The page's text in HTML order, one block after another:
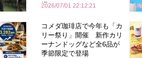
場
2026/07/01 22:12:21
コメダ珈琲店で今年も「カ
リー祭り」開催 新作カリ
ーナンドッグなど全6品が
季節限定で登場